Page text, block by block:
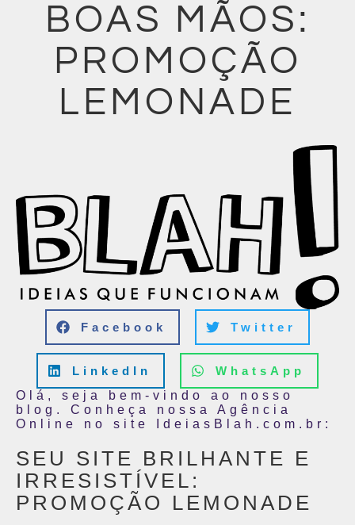
BOAS MÃOS:
PROMOÇÃO
LEMONADE
Facebook Twitter
LinkedIn
WhatsApp
Olá, seja bem-vindo ao nosso
blog. Conheça nossa Agência
Online no site IdeiasBlah.com.br:
SEU SITE BRILHANTE E
IRRESISTÍVEL:
PROMOÇÃO LEMONADE